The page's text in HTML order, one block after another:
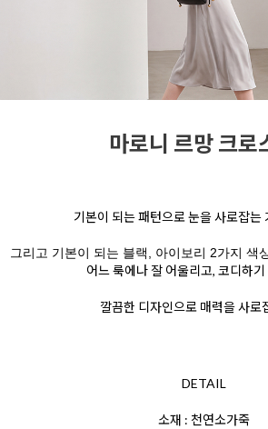
마로니 르망 크로
기본이 되는 패턴으로 눈을 사로잡는
그리고 기본이 되는 블랙, 아이보리 2가지 색
어느 룩에나 잘 어울리고, 코디하
깔끔한 디자인으로 매력을 사로
DETAIL
소재 : 천연소가죽